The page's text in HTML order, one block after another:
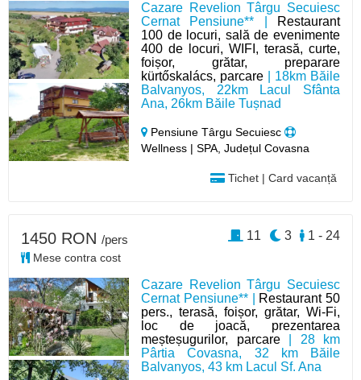
Cazare Revelion Târgu Secuiesc
Cernat Pensiune** |
Restaurant
100 de locuri, sală de evenimente
400 de locuri, WIFI, terasă, curte,
foișor, grătar, preparare
kürtőskalács, parcare | 18km Băile
Balvanyos, 22km Lacul Sfânta
Ana, 26km Băile Tușnad
Pensiune Târgu Secuiesc
Wellness | SPA, Județul Covasna
Tichet | Card vacanță
Cazare Revelion Târgu Secuiesc
Cernat Pensiune** |
Restaurant 50
pers., terasă, foișor, grătar, Wi-Fi,
loc de joacă, prezentarea
meșteșugurilor, parcare| 28 km
Pârtia Covasna, 32 km Băile
Balvanyos, 43 km Lacul Sf. Ana
1450 RON /pers
Mese contra cost
1 - 24
3
11